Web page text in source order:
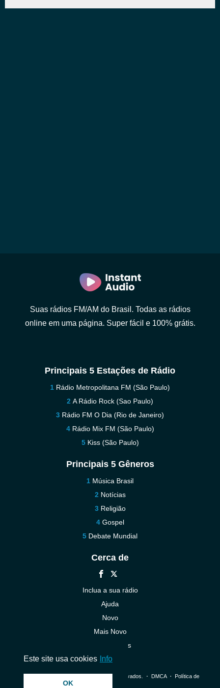
Suas rádios FM/AM do Brasil. Todas as rádios
online em uma página. Super fácil e 100% grátis.
Principais 5 Estações de Rádio
Rádio Metropolitana FM (São Paulo)
A Rádio Rock (Sao Paulo)
Rádio FM O Dia (Rio de Janeiro)
Rádio Mix FM (São Paulo)
Kiss (São Paulo)
Principais 5 Gêneros
Música Brasil
Notícias
Religião
Gospel
Debate Mundial
Cerca de
Inclua a sua rádio
Ajuda
Novo
Mais Novo
Contacte-nos
© 2026 InstantAudio. Todos os direitos reservados. ・ DMCA・ Política de
Este site usa cookies Info
OK